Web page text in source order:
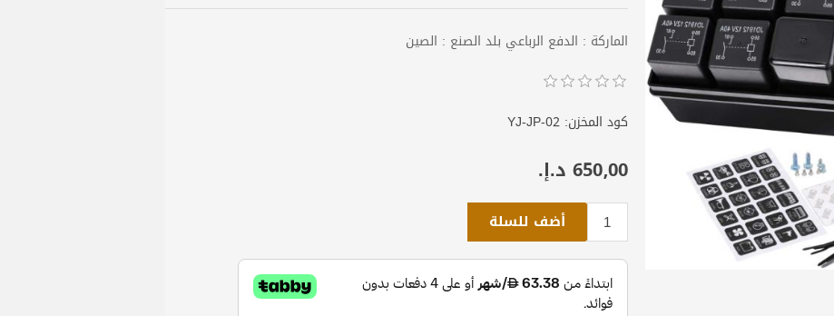
الماركة : الدفع الرباعي بلد الصنع : الصين
كود المخزن: YJ-JP-02
650٫00 د.إ.‏
أضف للسلة